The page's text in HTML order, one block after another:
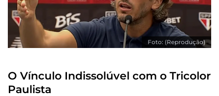
Foto: (Reprodução)
O Vínculo Indissolúvel com o Tricolor
Paulista